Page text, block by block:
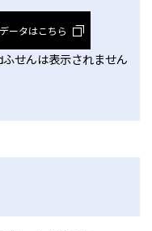
ータはこちら
せんは表示されません